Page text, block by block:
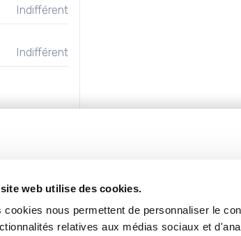
web utilise des cookies.
cookies nous permettent de personnaliser le
relatives aux médias sociaux et
Indifférent
Indifférent